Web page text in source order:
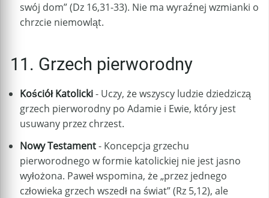
swój dom” (Dz 16,31-33). Nie ma wyraźnej wzmianki o
chrzcie niemowląt.
11. Grzech pierworodny
Kościół Katolicki- Uczy, że wszyscy ludzie dziedziczą
grzech pierworodny po Adamie i Ewie, który jest
usuwany przez chrzest.
Nowy Testament- Koncepcja grzechu
pierworodnego w formie katolickiej nie jest jasno
wyłożona. Paweł wspomina, że „przez jednego
człowieka grzech wszedł na świat” (Rz 5,12), ale